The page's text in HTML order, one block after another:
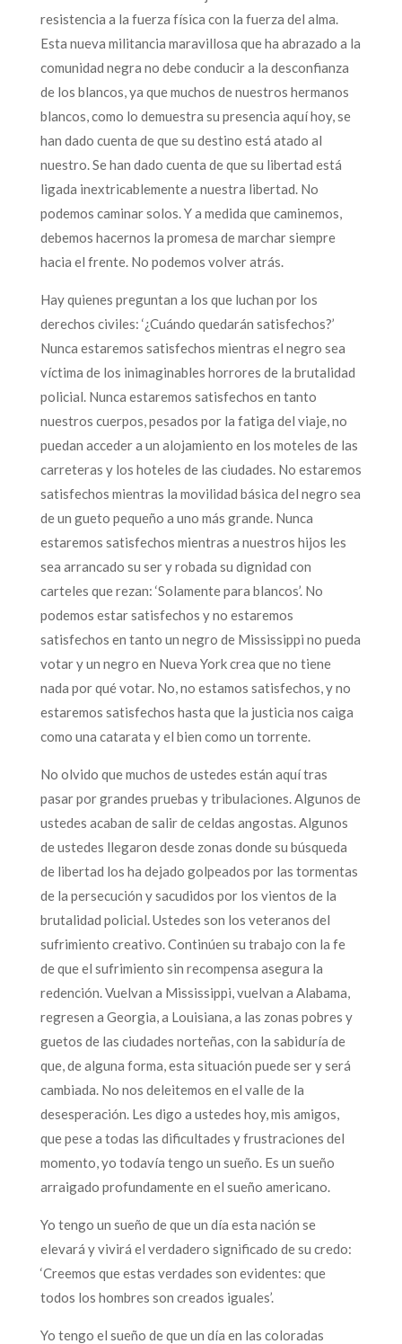
resistencia a la fuerza física con la fuerza del alma.
Esta nueva militancia maravillosa que ha abrazado a la
comunidad negra no debe conducir a la desconfianza
de los blancos, ya que muchos de nuestros hermanos
blancos, como lo demuestra su presencia aquí hoy, se
han dado cuenta de que su destino está atado al
nuestro. Se han dado cuenta de que su libertad está
ligada inextricablemente a nuestra libertad. No
podemos caminar solos. Y a medida que caminemos,
debemos hacernos la promesa de marchar siempre
hacia el frente. No podemos volver atrás.
Hay quienes preguntan a los que luchan por los
derechos civiles: ‘¿Cuándo quedarán satisfechos?’
Nunca estaremos satisfechos mientras el negro sea
víctima de los inimaginables horrores de la brutalidad
policial. Nunca estaremos satisfechos en tanto
nuestros cuerpos, pesados por la fatiga del viaje, no
puedan acceder a un alojamiento en los moteles de las
carreteras y los hoteles de las ciudades. No estaremos
satisfechos mientras la movilidad básica del negro sea
de un gueto pequeño a uno más grande. Nunca
estaremos satisfechos mientras a nuestros hijos les
sea arrancado su ser y robada su dignidad con
carteles que rezan: ‘Solamente para blancos’. No
podemos estar satisfechos y no estaremos
satisfechos en tanto un negro de Mississippi no pueda
votar y un negro en Nueva York crea que no tiene
nada por qué votar. No, no estamos satisfechos, y no
estaremos satisfechos hasta que la justicia nos caiga
como una catarata y el bien como un torrente.
No olvido que muchos de ustedes están aquí tras
pasar por grandes pruebas y tribulaciones. Algunos de
ustedes acaban de salir de celdas angostas. Algunos
de ustedes llegaron desde zonas donde su búsqueda
de libertad los ha dejado golpeados por las tormentas
de la persecución y sacudidos por los vientos de la
brutalidad policial. Ustedes son los veteranos del
sufrimiento creativo. Continúen su trabajo con la fe
de que el sufrimiento sin recompensa asegura la
redención. Vuelvan a Mississippi, vuelvan a Alabama,
regresen a Georgia, a Louisiana, a las zonas pobres y
guetos de las ciudades norteñas, con la sabiduría de
que, de alguna forma, esta situación puede ser y será
cambiada. No nos deleitemos en el valle de la
desesperación. Les digo a ustedes hoy, mis amigos,
que pese a todas las dificultades y frustraciones del
momento, yo todavía tengo un sueño. Es un sueño
arraigado profundamente en el sueño americano.
Yo tengo un sueño de que un día esta nación se
elevará y vivirá el verdadero significado de su credo:
‘Creemos que estas verdades son evidentes: que
todos los hombres son creados iguales’.
Yo tengo el sueño de que un día en las coloradas